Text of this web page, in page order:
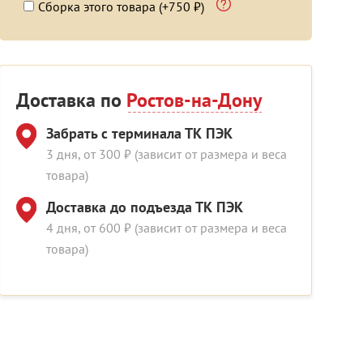
Сборка этого товара (+750 ₽)
Доставка по Ростов-на-Дону
Забрать с терминала ТК ПЭК
3 дня, от 300 ₽ (зависит от размера и веса
товара)
Доставка до подъезда ТК ПЭК
4 дня, от 600 ₽ (зависит от размера и веса
товара)